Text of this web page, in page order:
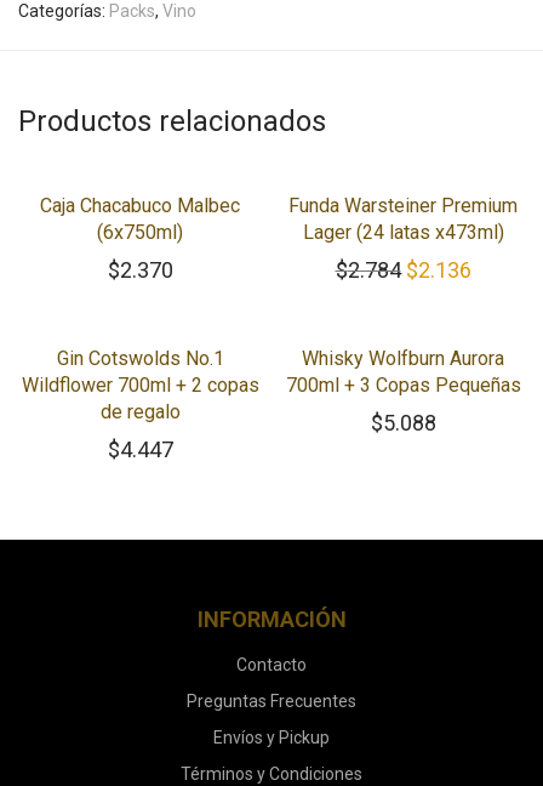
Categorías: Packs, Vino
Productos relacionados
Caja Chacabuco Malbec
(6x750ml)
$2.370
-23%
Funda Warsteiner Premium
Lager (24 latas x473ml)
$2.784 El precio
$2.136El
Gin Cotswolds No.1
Wildflower 700ml + 2 copas
de regalo
$4.447
Whisky Wolfburn Aurora
700ml + 3 Copas Pequeñas
$5.088
INFORMACIÓN
Contacto
Preguntas Frecuentes
Envíos y Pickup
Términos y Condiciones